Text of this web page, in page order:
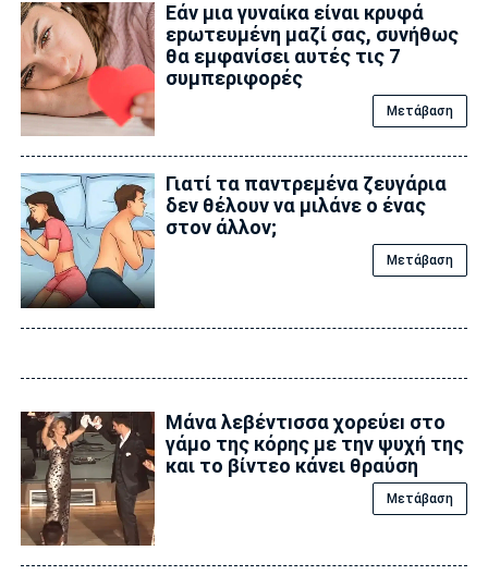
Εάν μια γυναίκα είναι κρυφά
εpωτευμένη μαζί σας, συνήθως
θα εμφανίσει αυτές τις 7
συμπεριφορές
Μετάβαση
Γιατί τα παντρεμένα ζευγάρια
δεν θέλουν να μιλάνε ο ένας
στον άλλον;
Μετάβαση
Μάνα λεβέντıσσα χορεύεı στο
γάμο της κόρης με την ψυχή της
και το βίντεο κάνει θραύση
Μετάβαση